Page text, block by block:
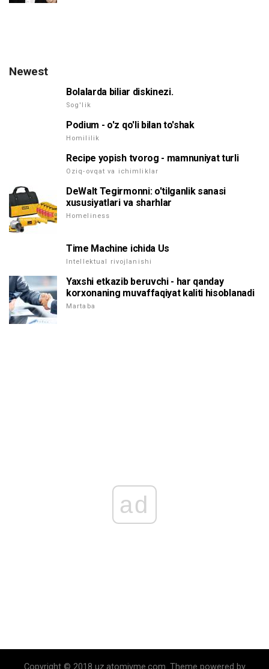
Newest
Bolalarda biliar diskinezi.
Sog'lik
Podium - o'z qo'li bilan to'shak
Homililik
Recipe yopish tvorog - mamnuniyat turli
Oziq-ovqat va ichimliklar
DeWalt Tegirmonni: o'tilganlik sanasi
xususiyatlari va sharhlar
Homeliness
Time Machine ichida Us
Intellektual rivojlanishi
Yaxshi etkazib beruvchi - har qanday
korxonaning muvaffaqiyat kaliti hisoblanadi
Martaba
ad
Copyright © 2018 uz.atomiyme.com. Theme powered by